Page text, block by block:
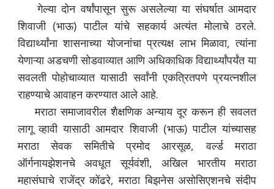
गेल्या दोन वर्षांपासून सुरू असलेल्या या संघर्षात आमदार
शिवाजी (भाऊ) पाटील यांचे सहकार्य अत्यंत मोलाचे ठरले.
विद्यार्थ्यांना शासनाच्या योजनांचा प्रत्यक्ष लाभ मिळावा, त्यांना
येणाऱ्या अडचणी सोडवाव्यात आणि अधिकाधिक विद्यार्थ्यांपर्यंत या
सवलती पोहोचाव्यात यासाठी सर्वांनी एकत्रितपणे प्रयत्नशील
राहण्याचे आवाहन करण्यात आले आहे.
मराठा समाजावरील शैक्षणिक अन्याय दूर करून ही सवलत
लागू व्हावी यासाठी आमदार शिवाजी (भाऊ) पाटील यांच्यासह
मराठा सेवक समितीचे प्रमोद आरसूळ, वर्ल्ड मराठा
ऑर्गनायझेशनचे अवधूत सूर्यवंशी, अखिल भारतीय मराठा
महासंघाचे राजेंद्र कोंढरे, मराठा बिझनेस असोसिएशनचे संदीप